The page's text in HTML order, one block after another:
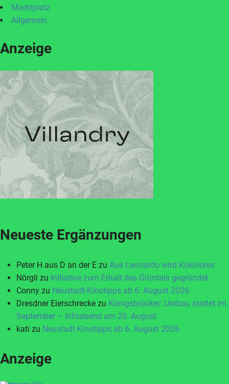
Marktplatz
Allgemein
Anzeige
Neueste Ergänzungen
Peter H aus D an der E zu Aus Leonardo wird Kokolores
Nörgli zu Initiative zum Erhalt des Grüntals gegründet
Conny zu Neustadt-Kinotipps ab 6. August 2026
Dresdner Eierschrecke zu Königsbrücker: Umbau startet im
September – Infoabend am 20. August
kati zu Neustadt-Kinotipps ab 6. August 2026
Anzeige